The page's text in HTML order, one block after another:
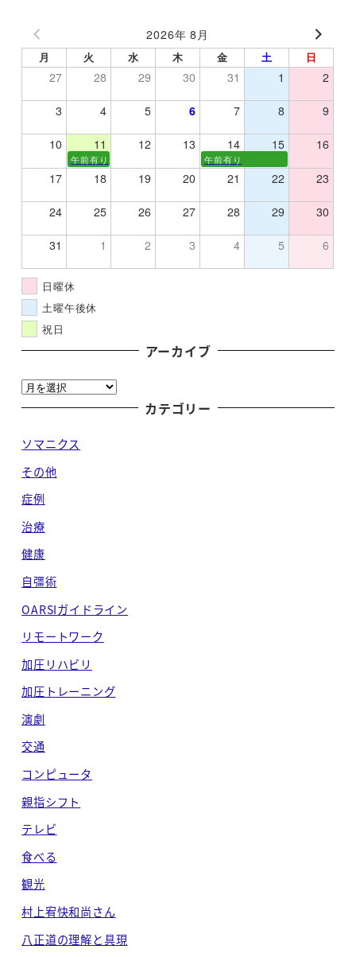
2026年 8月
月 火 水 木 金 土 日
27 28 29 30 31 1 2
3 4 5 6 7 8 9
10 11 12 13 14 15 16
午前有り 午前有り
17 18 19 20 21 22 23
24 25 26 27 28 29 30
31 1 2 3 4 5 6
日曜休
土曜午後休
祝日
アーカイブ
ア
ー
イ
ブ
カテゴリー
ソマニクス
その他
症例
治療
健康
自彊術
OARSIガイドライン
リモートワーク
加圧リハビリ
加圧トレーニング
演劇
交通
コンピュータ
親指シフト
テレビ
食べる
観光
村上宥快和尚さん
八正道の理解と具現